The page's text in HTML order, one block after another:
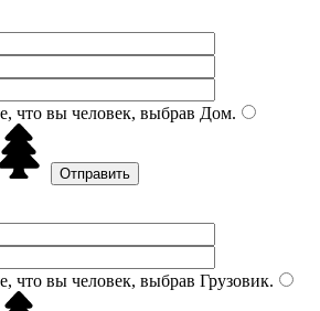
что вы человек, выбрав Дом.
что вы человек, выбрав Грузовик.